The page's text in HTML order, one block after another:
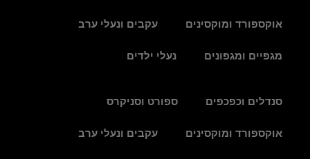
אוקספורד ומוקסינים עקבים ונעלי ערב
מגפיים ומגפונים נעלי ילדים
סנדלים וכפכפים ספורט וסניקרס
אוקספורד ומוקסינים עקבים ונעלי ערב